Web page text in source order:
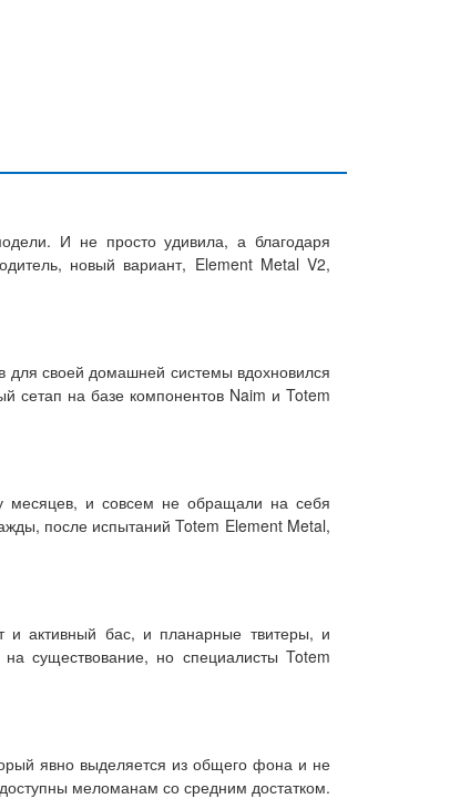
И не просто удивила, а благодаря
новый вариант, Element Metal V2,
для своей домашней системы вдохновился
сетап на базе компонентов Naim и Totem
месяцев, и совсем не обращали на себя
после испытаний Totem Element Metal,
и активный бас, и планарные твитеры, и
существование, но специалисты Totem
явно выделяется из общего фона и не
меломанам со средним достатком.